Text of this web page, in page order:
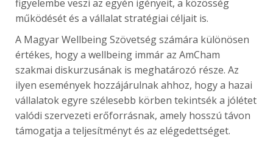
figyelembe veszi az egyén igényeit, a közösség
működését és a vállalat stratégiai céljait is.
A Magyar Wellbeing Szövetség számára különösen
értékes, hogy a wellbeing immár az AmCham
szakmai diskurzusának is meghatározó része. Az
ilyen események hozzájárulnak ahhoz, hogy a hazai
vállalatok egyre szélesebb körben tekintsék a jólétet
valódi szervezeti erőforrásnak, amely hosszú távon
támogatja a teljesítményt és az elégedettséget.